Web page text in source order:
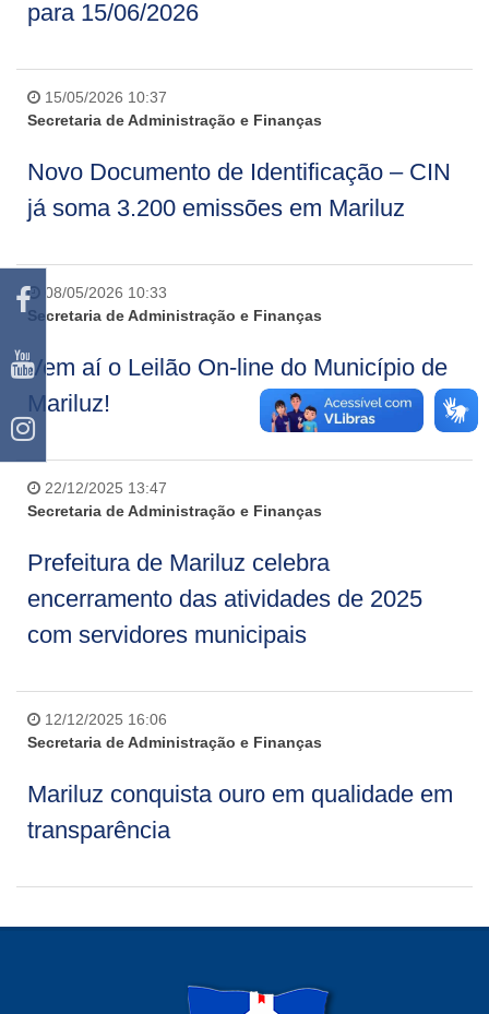
para 15/06/2026
15/05/2026 10:37
Secretaria de Administração e Finanças
Novo Documento de Identificação – CIN
já soma 3.200 emissões em Mariluz
08/05/2026 10:33
Secretaria de Administração e Finanças
Vem aí o Leilão On-line do Município de
Mariluz!
22/12/2025 13:47
Secretaria de Administração e Finanças
Prefeitura de Mariluz celebra
encerramento das atividades de 2025
com servidores municipais
12/12/2025 16:06
Secretaria de Administração e Finanças
Mariluz conquista ouro em qualidade em
transparência